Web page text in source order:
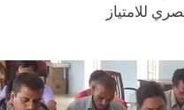
للامتياز